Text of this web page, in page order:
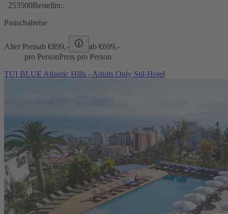
253500Bestellnr.:
Pauschalreise
Alter Preisab €899,- ab €699,-
pro PersonPreis pro Person
TUI BLUE Atlantic Hills - Adults Only Stil-Hotel